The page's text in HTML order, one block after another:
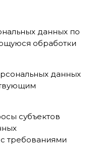
данных по
обработки
данных
субъектов
требованиями